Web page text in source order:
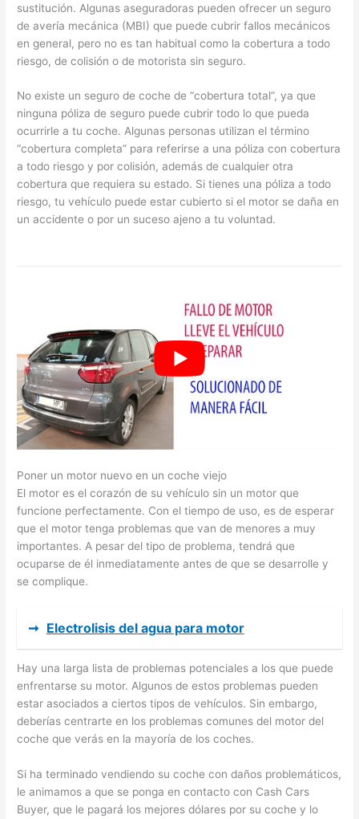
sustitución. Algunas aseguradoras pueden ofrecer un seguro
de avería mecánica (MBI) que puede cubrir fallos mecánicos
en general, pero no es tan habitual como la cobertura a todo
riesgo, de colisión o de motorista sin seguro.
No existe un seguro de coche de “cobertura total”, ya que
ninguna póliza de seguro puede cubrir todo lo que pueda
ocurrirle a tu coche. Algunas personas utilizan el término
“cobertura completa” para referirse a una póliza con cobertura
a todo riesgo y por colisión, además de cualquier otra
cobertura que requiera su estado. Si tienes una póliza a todo
riesgo, tu vehículo puede estar cubierto si el motor se daña en
un accidente o por un suceso ajeno a tu voluntad.
Poner un motor nuevo en un coche viejo
El motor es el corazón de su vehículo sin un motor que
funcione perfectamente. Con el tiempo de uso, es de esperar
que el motor tenga problemas que van de menores a muy
importantes. A pesar del tipo de problema, tendrá que
ocuparse de él inmediatamente antes de que se desarrolle y
se complique.
➞ Electrolisis del agua para motor
Hay una larga lista de problemas potenciales a los que puede
enfrentarse su motor. Algunos de estos problemas pueden
estar asociados a ciertos tipos de vehículos. Sin embargo,
deberías centrarte en los problemas comunes del motor del
coche que verás en la mayoría de los coches.
Si ha terminado vendiendo su coche con daños problemáticos,
le animamos a que se ponga en contacto con Cash Cars
Buyer, que le pagará los mejores dólares por su coche y lo